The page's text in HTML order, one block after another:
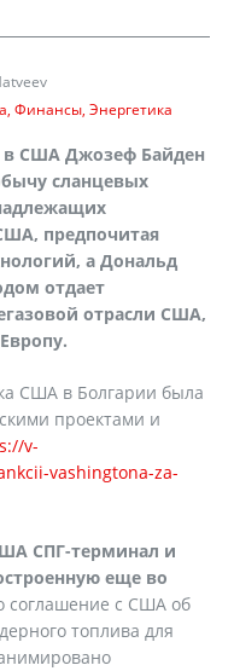
Финансы Энергетика
в США Джозеф Байден
сланцевых
предпочитая
а Дональд
отдает
отрасли США,
США в Болгарии была
проектами и
v-
vashingtona-za-
СПГ-терминал и
еще во
соглашение с США об
топлива для